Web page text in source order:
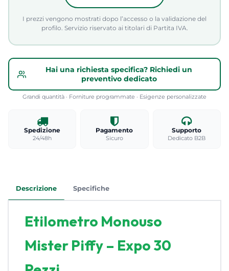
I prezzi vengono mostrati dopo l’accesso o la validazione del
profilo. Servizio riservato ai titolari di Partita IVA.
Hai una richiesta specifica? Richiedi un
preventivo dedicato
Grandi quantità · Forniture programmate · Esigenze personalizzate
Spedizione
24/48h
Pagamento
Sicuro
Supporto
Dedicato B2B
Descrizione Specifiche
Etilometro Monouso
Mister Piffy – Expo 30